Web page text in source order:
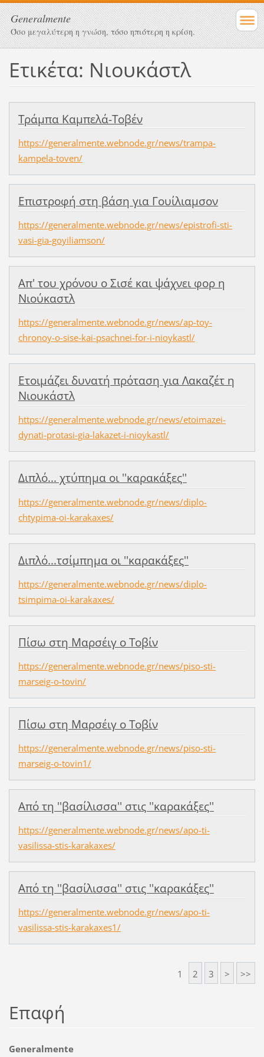
Generalmente
Όσο μεγαλύτερη η γνώση, τόσο ηπιότερη η κρίση.
Ετικέτα: Νιουκάστλ
Τράμπα Καμπελά-Τοβέν
https://generalmente.webnode.gr/news/trampa-
kampela-toven/
Επιστροφή στη βάση για Γουίλιαμσον
https://generalmente.webnode.gr/news/epistrofi-sti-
vasi-gia-goyiliamson/
Απ' του χρόνου ο Σισέ και ψάχνει φορ η
Νιούκαστλ
https://generalmente.webnode.gr/news/ap-toy-
chronoy-o-sise-kai-psachnei-for-i-nioykastl/
Ετοιμάζει δυνατή πρόταση για Λακαζέτ η
Νιουκάστλ
https://generalmente.webnode.gr/news/etoimazei-
dynati-protasi-gia-lakazet-i-nioykastl/
Διπλό... χτύπημα οι ''καρακάξες''
https://generalmente.webnode.gr/news/diplo-
chtypima-oi-karakaxes/
Διπλό...τσίμπημα οι ''καρακάξες''
https://generalmente.webnode.gr/news/diplo-
tsimpima-oi-karakaxes/
Πίσω στη Μαρσέιγ ο Τοβίν
https://generalmente.webnode.gr/news/piso-sti-
marseig-o-tovin/
Πίσω στη Μαρσέιγ ο Τοβίν
https://generalmente.webnode.gr/news/piso-sti-
marseig-o-tovin1/
Από τη ''βασίλισσα'' στις ''καρακάξες''
https://generalmente.webnode.gr/news/apo-ti-
vasilissa-stis-karakaxes/
Από τη ''βασίλισσα'' στις ''καρακάξες''
https://generalmente.webnode.gr/news/apo-ti-
vasilissa-stis-karakaxes1/
1 2 3 > >>
Επαφή
Generalmente